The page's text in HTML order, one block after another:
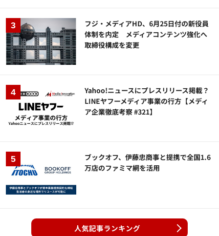
フジ・メディアHD、6月25日付の新役員
体制を内定 メディアコンテンツ強化へ
取締役構成を変更
Yahoo!ニュースにプレスリリース掲載？
LINEヤフーメディア事業の行方【メディ
ア企業徹底考察 #321】
ブックオフ、伊藤忠商事と提携で全国1.6
万店のファミマ網を活用
人気記事ランキング